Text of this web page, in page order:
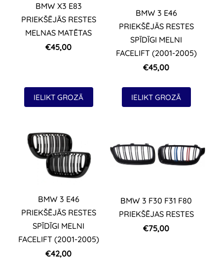
BMW X3 E83
PRIEKŠĒJĀS RESTES
MELNAS MATĒTAS
€45,00
IELIKT GROZĀ
BMW 3 E46
PRIEKŠĒJĀS RESTES
SPĪDĪGI MELNI
FACELIFT (2001-2005)
€45,00
IELIKT GROZĀ
BMW 3 E46
PRIEKŠĒJĀS RESTES
SPĪDĪGI MELNI
FACELIFT (2001-2005)
€42,00
BMW 3 F30 F31 F80
PRIEKŠĒJAS RESTES
€75,00